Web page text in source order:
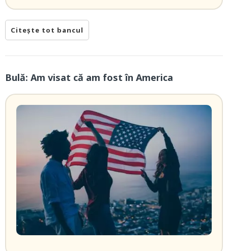
Citește tot bancul
Bulă: Am visat că am fost în America